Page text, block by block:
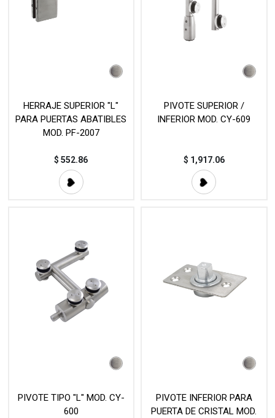
HERRAJE SUPERIOR "L"
PARA PUERTAS ABATIBLES
MOD. PF-2007
$552.86
PIVOTE SUPERIOR /
INFERIOR MOD. CY-609
$ 1,917.06
PIVOTE TIPO "L" MOD. CY-
600
PIVOTE INFERIOR PARA
PUERTA DE CRISTAL MOD.